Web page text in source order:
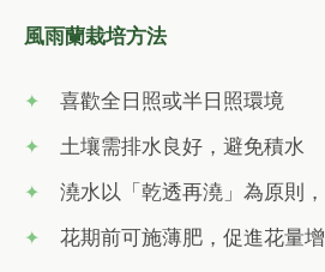
風雨蘭栽培方法
喜歡全日照或半日照環境
土壤需排水良好，避免積水
澆水以「乾透再澆」為原則
花期前可施薄肥，促進花量